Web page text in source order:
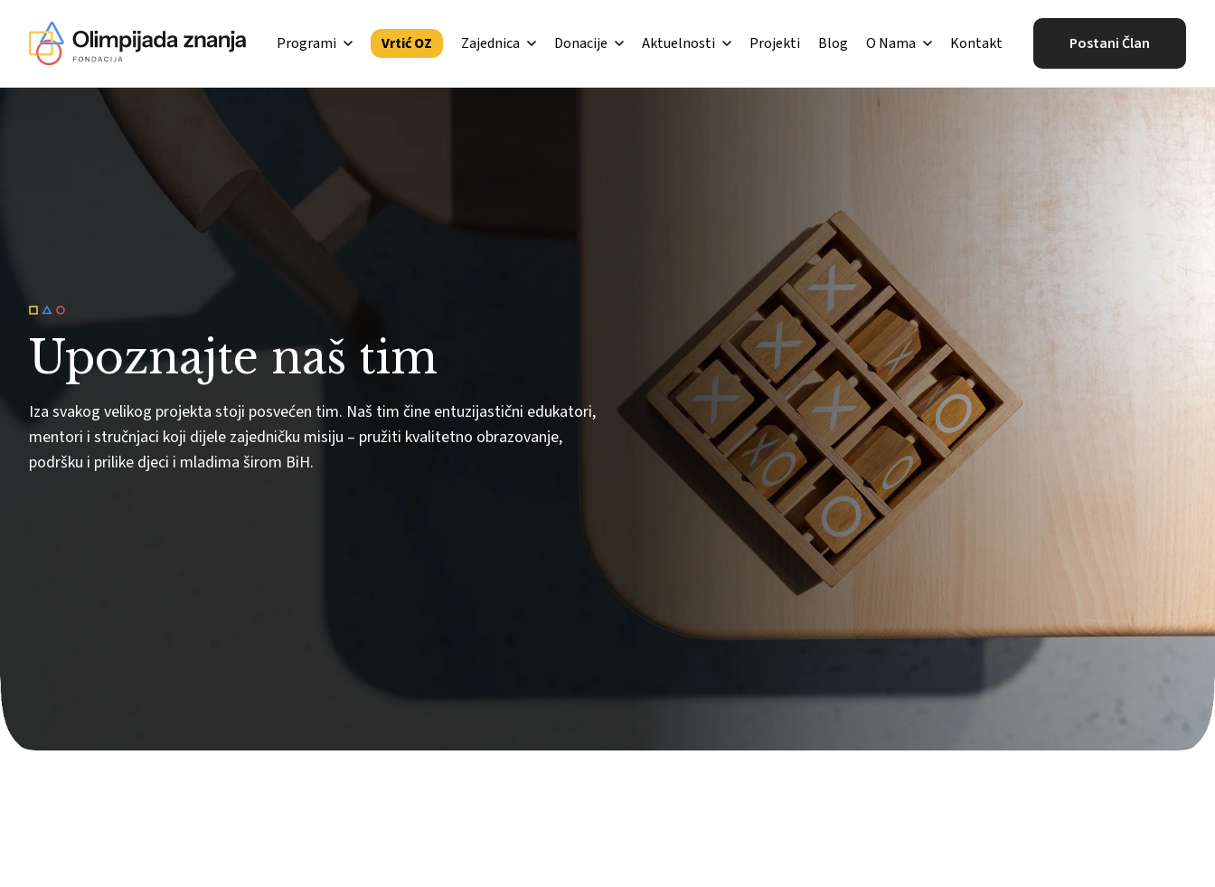
Programi Vrtić OZ Zajednica Donacije Aktuelnosti Projekti Blog O Nama Kontakt Postani Član
Upoznajte naš tim
Iza svakog velikog projekta stoji posvećen tim. Naš tim čine entuzijastični edukatori,
mentori i stručnjaci koji dijele zajedničku misiju – pružiti kvalitetno obrazovanje,
podršku i prilike djeci i mladima širom BiH.